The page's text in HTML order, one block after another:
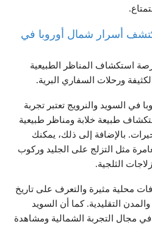
أسرار شمال أوروبا في
استكشاف المناظر الطبيعية
ورحلات السفاري البرية.
في السويد والنرويج تعتبر تجربة
طبيعة خلابة ومناظر طبيعية
بالإضافة إلى ذلك، يمكنك
مثل التزلج على الجليد وركوب
الثلجية.
محلية مثيرة والتعرف على تاريخ
التقليدية. كما أن السويد
مجال التجربة الشمالية ومشاهدة